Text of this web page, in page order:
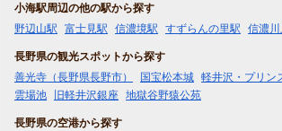
小海駅周辺の他の駅から探す
野辺山駅 富士見駅 信濃境駅 すずらんの里駅 信濃川
長野県の観光スポットから探す
善光寺（長野県長野市）
国宝松本城 軽井沢・プリン
雲場池
旧軽井沢銀座 地獄谷野猿公苑
長野県の空港から探す